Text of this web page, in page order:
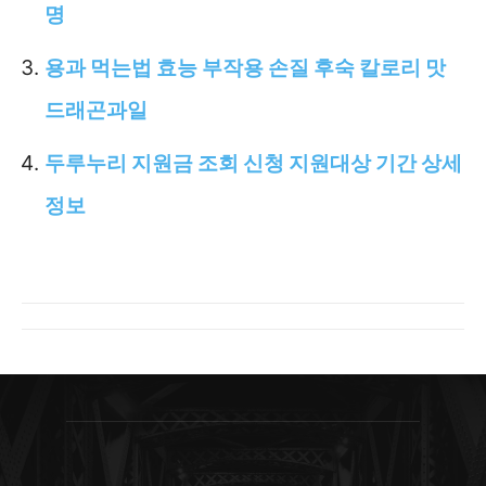
명
용과 먹는법 효능 부작용 손질 후숙 칼로리 맛
드래곤과일
두루누리 지원금 조회 신청 지원대상 기간 상세
정보